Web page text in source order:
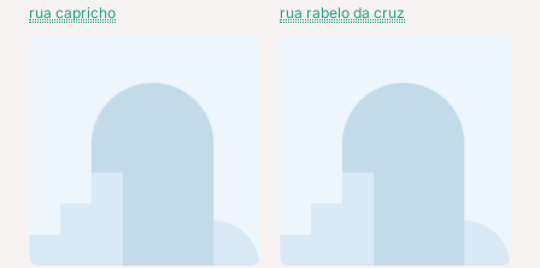
rua capricho rua rabelo da cruz